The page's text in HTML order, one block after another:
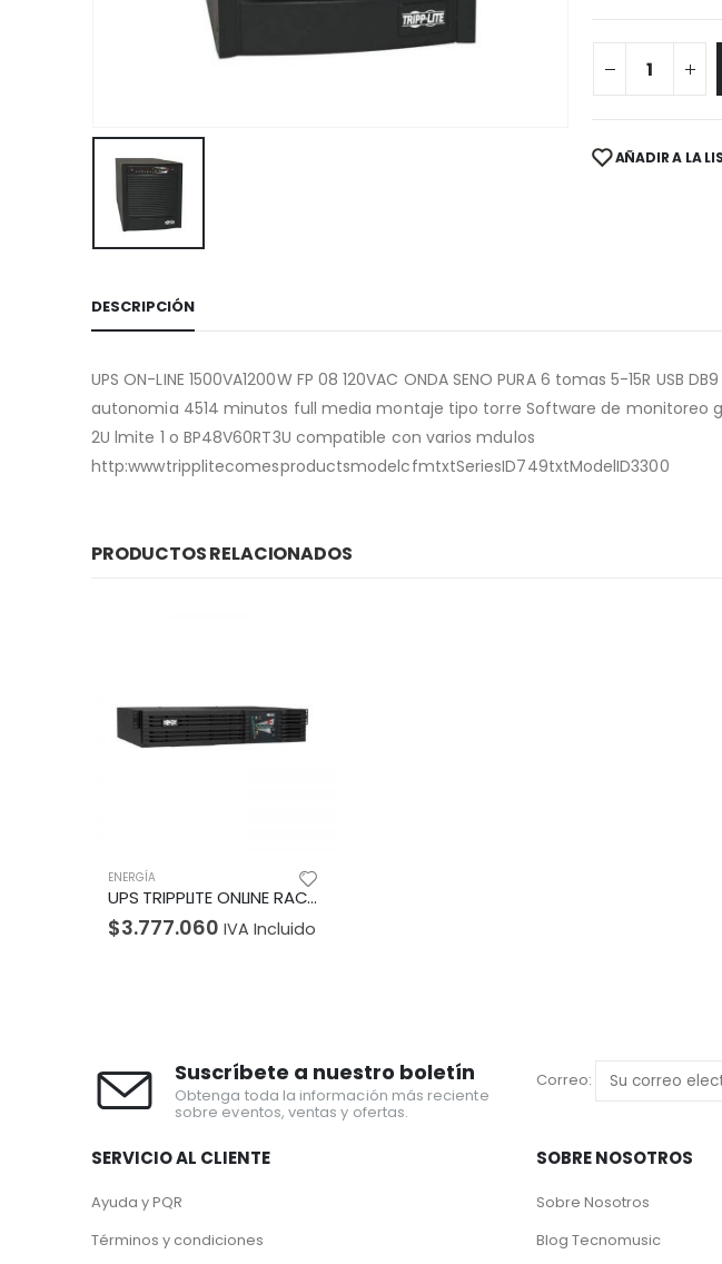
AÑADIR A LA
DESCRIPCIÓN
UPS ON-LINE 1500VA1200W FP 08 120VAC ONDA SENO PURA 6 tomas 5-15R USB
autonomia 4514 minutos full media montaje tipo torre Software de monitoreo
2U lmite 1 o BP48V60RT3U compatible con varios mdulos
http:wwwtripplitecomesproductsmodelcfmtxtSeriesID749txtModelID3300
PRODUCTOS RELACIONADOS
ENERGÍA
UPS TRIPPLITE ONLINE RACK 22KVA 186 MIN RACK 7 TOMAS 1 USBRS232 SOFTWARE
$3.777.060 IVA Incluido
Suscríbete a nuestro boletín
Obtenga toda la información más reciente
sobre eventos, ventas y ofertas.
Correo:
SERVICIO AL CLIENTE
Ayuda y PQR
Términos y condiciones
SOBRE NOSOTROS
Sobre Nosotros
Blog Tecnomusic